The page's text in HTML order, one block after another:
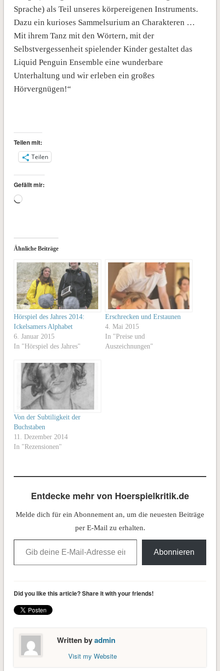
Sprache) als Teil unseres körpereigenen Instruments.
Dazu ein kurioses Sammelsurium an Charakteren …
Mit ihrem Tanz mit den Wörtern, mit der
Selbstvergessenheit spielender Kinder gestaltet das
Liquid Penguin Ensemble eine wunderbare
Unterhaltung und wir erleben ein großes
Hörvergnügen!“
Teilen mit:
Teilen
Gefällt mir:
Wird
Ähnliche Beiträge
Hörspiel des Jahres 2014:
Ickelsamers Alphabet
6. Januar 2015
In "Hörspiel des Jahres"
Erschrecken und Erstaunen
4. Mai 2015
In "Preise und
Auszeichnungen"
Von der Subtiligkeit der
Buchstaben
11. Dezember 2014
In "Rezensionen"
Entdecke mehr von Hoerspielkritik.de
Melde dich für ein Abonnement an, um die neuesten Beiträge
per E-Mail zu erhalten.
Gib deine E-Mail-Adresse ein ...
Abonnieren
Did you like this article? Share it with your friends!
Written byadmin
Visit my Website